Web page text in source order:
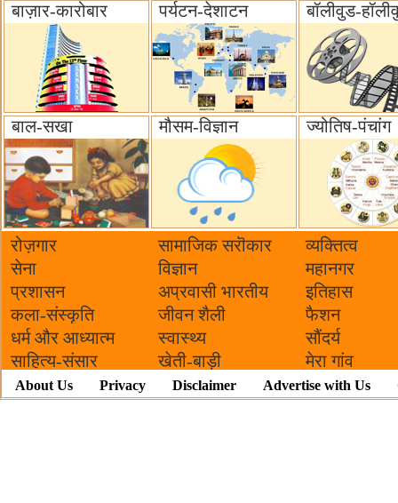
बाज़ार-कारोबार पर्यटन-देशाटन बॉलीवुड-
बाल-सखा मौसम-विज्ञान ज्योतिष-पंचांग
रोज़गार सामाजिक सरॊकार‌
व्यक्तित्व
सेना
विज्ञान
महानगर
प्रशासन
अप्रवासी भारतीय
इतिहास
कला-संस्कृति
जीवन शैली
फैशन
धर्म और आध्यात्म
स्वास्थ्य
सौंदर्य
साहित्य-संसार
खेती-बाड़ी मेरा गांव
About Us Privacy Disclaimer Advertise with Us